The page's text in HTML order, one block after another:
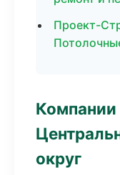
Проект-
Компании
округ